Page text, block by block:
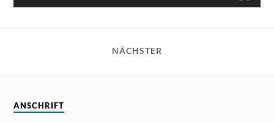
NÄCHSTER
ANSCHRIFT